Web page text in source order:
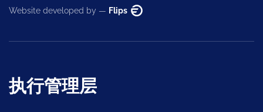
Website developed by — Flips
执行管理层